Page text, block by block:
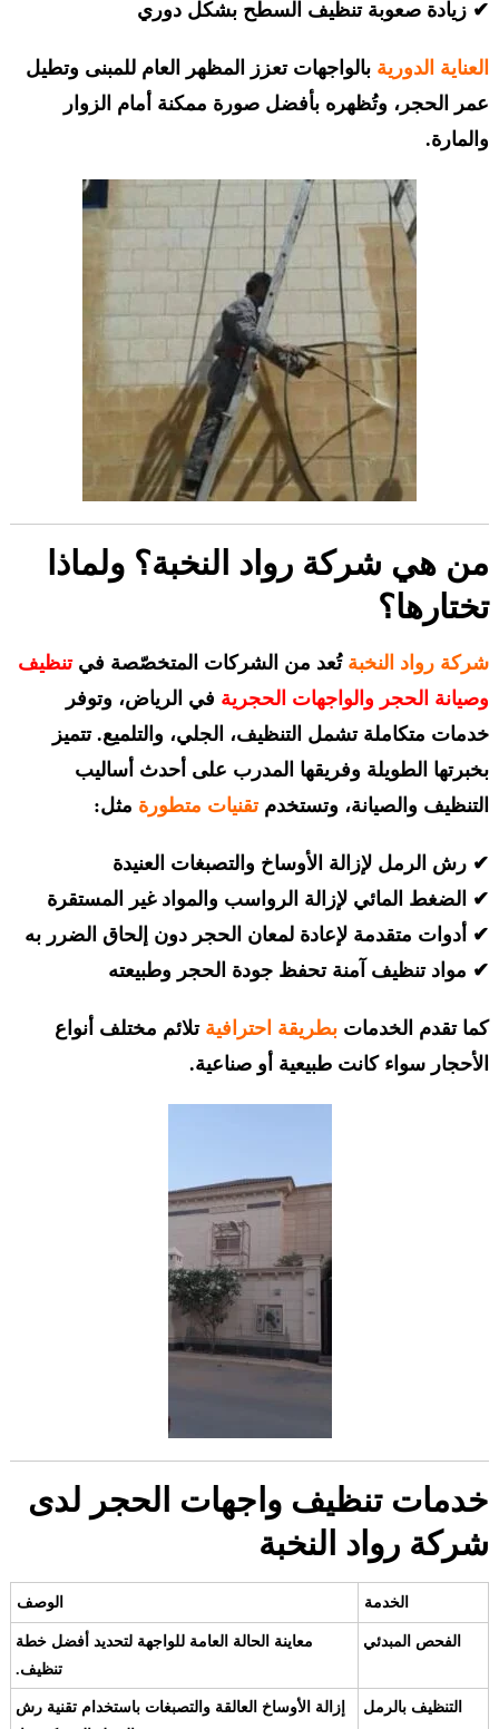
✔ زيادة صعوبة تنظيف السطح بشكل دوري
العناية الدورية بالواجهات تعزز المظهر العام للمبنى وتطيل
عمر الحجر، وتُظهره بأفضل صورة ممكنة أمام الزوار
والمارة.
من هي شركة رواد النخبة؟ ولماذا
تختارها؟
شركة رواد النخبة تُعد من الشركات المتخصّصة فيتنظيف
وصيانة الحجر والواجهات الحجرية في الرياض، وتوفر
خدمات متكاملة تشمل التنظيف، الجلي، والتلميع. تتميز
بخبرتها الطويلة وفريقها المدرب على أحدث أساليب
التنظيف والصيانة، وتستخدمتقنيات متطورة مثل:
✔ رش الرمل لإزالة الأوساخ والتصبغات العنيدة
✔ الضغط المائي لإزالة الرواسب والمواد غير المستقرة
✔ أدوات متقدمة لإعادة لمعان الحجر دون إلحاق الضرر به
✔ مواد تنظيف آمنة تحفظ جودة الحجر وطبيعته
كما تقدم الخدمات بطريقة احترافية تلائم مختلف أنواع
الأحجار سواء كانت طبيعية أو صناعية.
خدمات تنظيف واجهات الحجر لدى
شركة رواد النخبة
الخدمة الوصف
الفحص المبدئي
معاينة الحالة العامة للواجهة لتحديد أفضل خطة
تنظيف.
التنظيف بالرمل
إزالة الأوساخ العالقة والتصبغات باستخدام تقنية رش